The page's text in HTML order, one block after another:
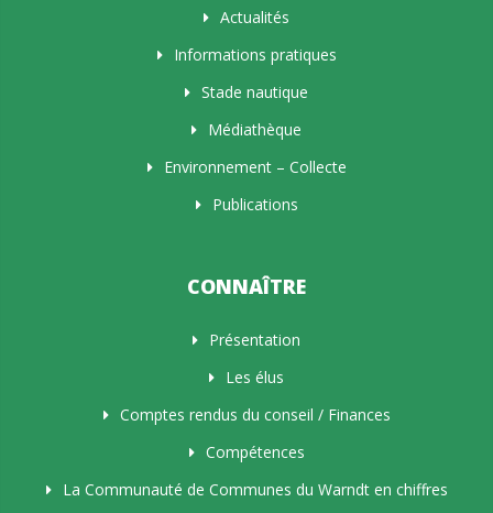
Actualités
Informations pratiques
Stade nautique
Médiathèque
Environnement – Collecte
Publications
CONNAÎTRE
Présentation
Les élus
Comptes rendus du conseil / Finances
Compétences
La Communauté de Communes du Warndt en chiffres